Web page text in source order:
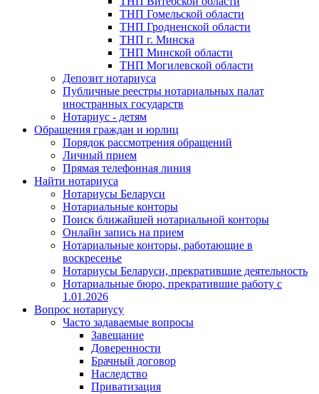
ТНП Гомельской области
ТНП Гродненской области
ТНП г. Минска
ТНП Минской области
ТНП Могилевской области
Депозит нотариуса
Публичные реестры нотариальных палат
иностранных государств
Нотариус - детям
Обращения граждан и юрлиц
Порядок рассмотрения обращений
Личный прием
Прямая телефонная линия
Найти нотариуса
Нотариусы Беларуси
Нотариальные конторы
Поиск ближайшей нотариальной конторы
Онлайн запись на прием
Нотариальные конторы, работающие в
воскресенье
Нотариусы Беларуси, прекратившие деятельность
Нотариальные бюро, прекратившие работу с
1.01.2026
Вопрос нотариусу
Часто задаваемые вопросы
Завещание
Доверенности
Брачный договор
Наследство
Приватизация